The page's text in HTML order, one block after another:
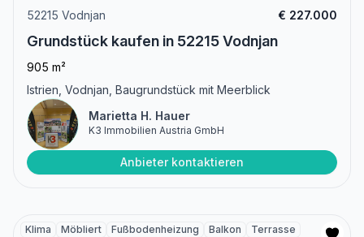
52215 Vodnjan € 227.000
Grundstück kaufen in 52215 Vodnjan
905 m²
Istrien, Vodnjan, Baugrundstück mit Meerblick
Marietta H. Hauer
K3 Immobilien Austria GmbH
Anbieter kontaktieren
Klima Möbliert Fußbodenheizung Balkon
Terrasse